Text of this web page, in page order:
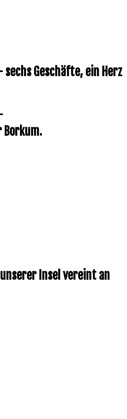
Geschäfte, ein Herz
Borkum.
Insel vereint an